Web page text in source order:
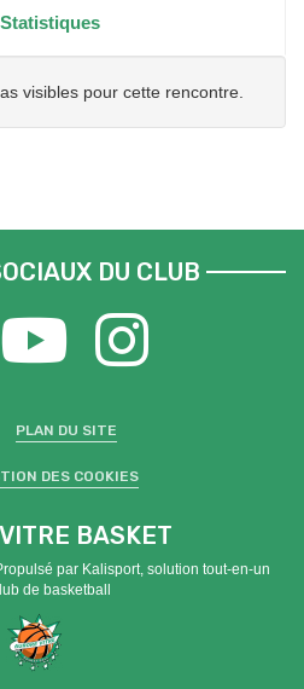
Statistiques
visibles pour cette rencontre.
DU CLUB
PLAN DU SITE
DES COOKIES
BASKET
par Kalisport, solution tout-en-un
de basketball